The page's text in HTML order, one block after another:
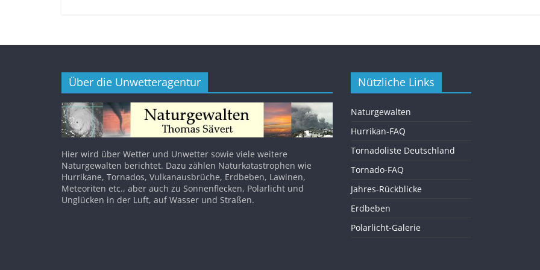
Über die Unwetteragentur
Hier wird über Wetter und Unwetter sowie viele weitere
Naturgewalten berichtet. Dazu zählen Naturkatastrophen wie
Hurrikane, Tornados, Vulkanausbrüche, Erdbeben, Lawinen,
Meteoriten etc., aber auch zu Sonnenflecken, Polarlicht und
Unglücken in der Luft, auf Wasser und Straßen.
Nützliche Links
Naturgewalten
Hurrikan-FAQ
Tornadoliste Deutschland
Tornado-FAQ
Jahres-Rückblicke
Erdbeben
Polarlicht-Galerie